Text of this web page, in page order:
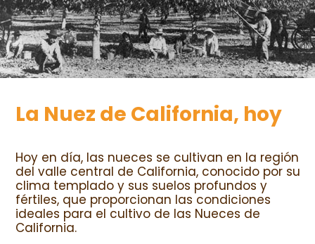
La Nuez de California, hoy
Hoy en día, las nueces se cultivan en la región
del valle central de California, conocido por su
clima templado y sus suelos profundos y
fértiles, que proporcionan las condiciones
ideales para el cultivo de las Nueces de
California.